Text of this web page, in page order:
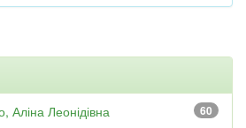
60
Леонідівна